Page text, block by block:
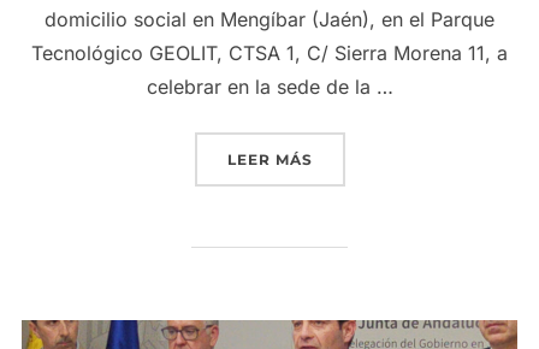
domicilio social en Mengíbar (Jaén), en el Parque
Tecnológico GEOLIT, CTSA 1, C/ Sierra Morena 11, a
celebrar en la sede de la …
LEER MÁS«GRUPO INTERÓLEO